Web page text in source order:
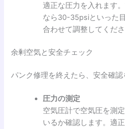
適正な圧力を入れます
なら30-35psiといった
合わせて調整してくださ
余剰空気と安全チェック
パンク修理を終えたら、安全確認
圧力の測定
空気圧計で空気圧を測
いるか確認します。適